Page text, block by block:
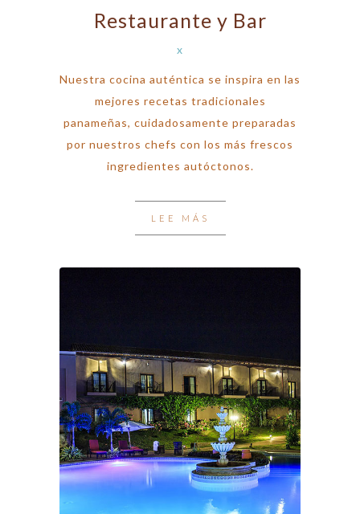
Restaurante y Bar
x
Nuestra cocina auténtica se inspira en las
mejores recetas tradicionales
panameñas, cuidadosamente preparadas
por nuestros chefs con los más frescos
ingredientes autóctonos.
LEE MÁS